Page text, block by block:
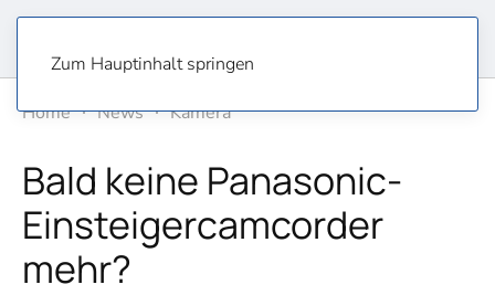
Zum Hauptinhalt springen
Home
News Kamera
Bald keine Panasonic-
Einsteigercamcorder
mehr?